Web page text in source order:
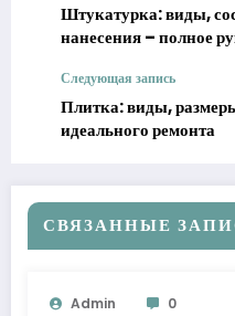
Штукатурка: виды,
нанесения – полное
Следующая запись
Плитка: виды,
идеального ремонта
СВЯЗАННЫЕ
Admin 0